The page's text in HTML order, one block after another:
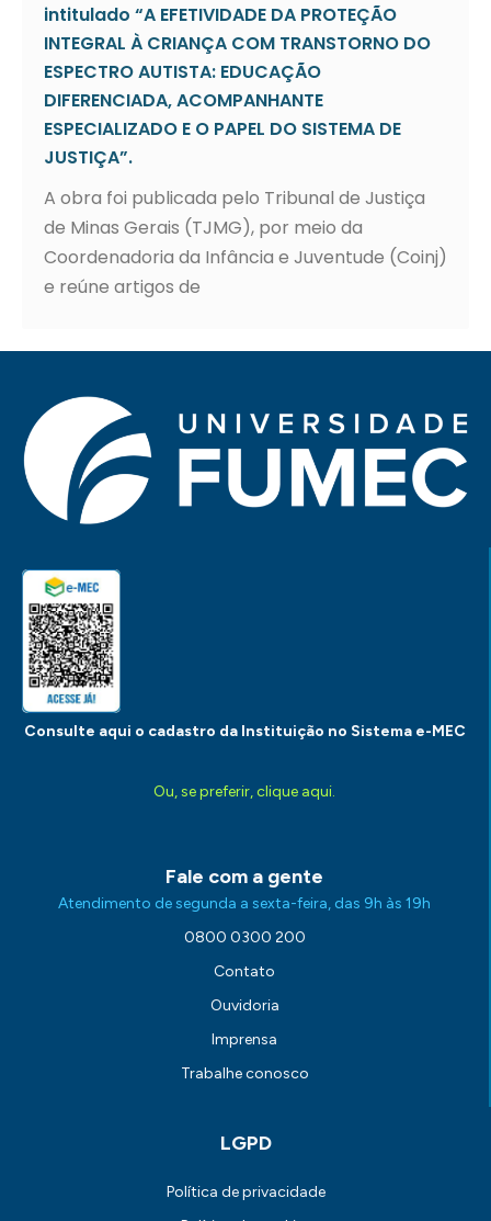
intitulado “A EFETIVIDADE DA PROTEÇÃO
INTEGRAL À CRIANÇA COM TRANSTORNO DO
ESPECTRO AUTISTA: EDUCAÇÃO
DIFERENCIADA, ACOMPANHANTE
ESPECIALIZADO E O PAPEL DO SISTEMA DE
JUSTIÇA”.
A obra foi publicada pelo Tribunal de Justiça
de Minas Gerais (TJMG), por meio da
Coordenadoria da Infância e Juventude (Coinj)
e reúne artigos de
Consulte aqui o cadastro da Instituição no Sistema e-MEC
Ou, se preferir, clique aqui.
Fale com a gente
Atendimento de segunda a sexta-feira, das 9h às 19h
0800 0300 200
Contato
Ouvidoria
Imprensa
Trabalhe conosco
LGPD
Política de privacidade